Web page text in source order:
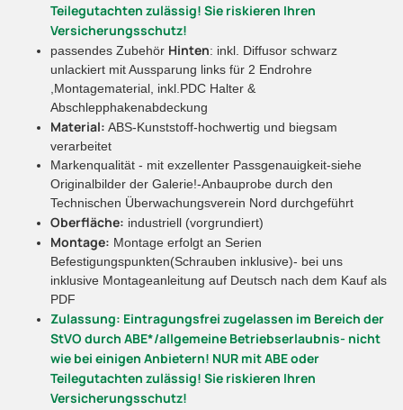
Teilegutachten zulässig! Sie riskieren Ihren
Versicherungsschutz!
passendes Zubehör Hinten: inkl. Diffusor schwarz
unlackiert mit Aussparung links für 2 Endrohre
,Montagematerial, inkl.PDC Halter &
Abschlepphakenabdeckung
Material: ABS-Kunststoff-hochwertig und biegsam
verarbeitet
Markenqualität - mit exzellenter Passgenauigkeit-siehe
Originalbilder der Galerie!-Anbauprobe durch den
Technischen Überwachungsverein Nord durchgeführt
Oberfläche: industriell (vorgrundiert)
Montage: Montage erfolgt an Serien
Befestigungspunkten(Schrauben inklusive)- bei uns
inklusive Montageanleitung auf Deutsch nach dem Kauf als
PDF
Zulassung: Eintragungsfrei zugelassen im Bereich der
StVO durch ABE*/allgemeine Betriebserlaubnis- nicht
wie bei einigen Anbietern! NUR mit ABE oder
Teilegutachten zulässig! Sie riskieren Ihren
Versicherungsschutz!